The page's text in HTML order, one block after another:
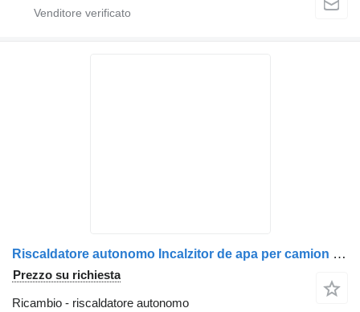
Riscaldatore autonomo Incalzitor de apa per camion Webasto DBW 2010
Prezzo su richiesta
Ricambio - riscaldatore autonomo